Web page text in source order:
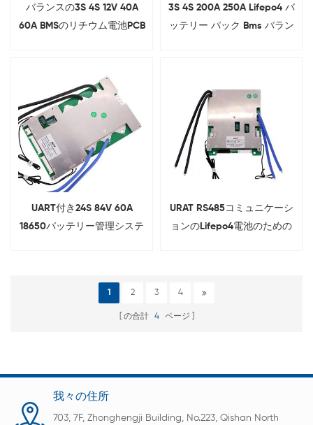
バランスの3S 4S 12V 40A
60A BMSのリチウム電池PCB
3S 4S 200A 250A Lifepo4 バ
ッテリー パック Bms バラン
UART付き24S 84V 60A
18650バッテリー管理システ
URAT RS485コミュニケーシ
ョンのLifepo4電池のための
1 2 3 4
の合計 4 ページ
我々の住所
703, 7F, Zhonghengji Building, No.223, Qishan North